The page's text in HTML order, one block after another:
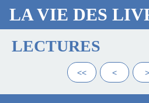
LA VIE DES
LECTURES
<< < >